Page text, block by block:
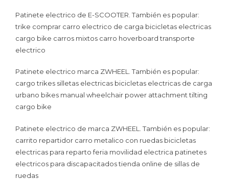
Patinete electrico de E-SCOOTER. También es popular:
trike comprar carro electrico de carga bicicletas electricas
cargo bike carros mixtos carro hoverboard transporte
electrico
Patinete electrico marca ZWHEEL. También es popular:
cargo trikes silletas electricas bicicletas electricas de carga
urbano bikes manual wheelchair power attachment tilting
cargo bike
Patinete electrico de marca ZWHEEL. También es popular:
carrito repartidor carro metalico con ruedas bicicletas
electricas para reparto feria movilidad electrica patinetes
electricos para discapacitados tienda online de sillas de
ruedas